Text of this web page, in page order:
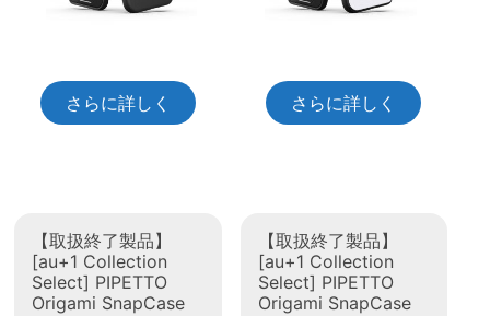
さらに詳しく さらに詳しく
【取扱終了製品】
[au+1 Collection
Select] PIPETTO
Origami SnapCase
【取扱終了製品】
[au+1 Collection
Select] PIPETTO
Origami SnapCase